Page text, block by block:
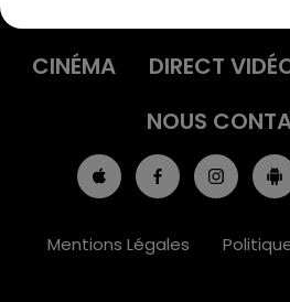
CINÉMA
DIRECT
NOUS
Mentions Légales